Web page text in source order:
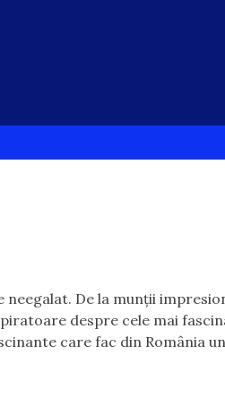
De la munții
despre cele mai
care fac din România